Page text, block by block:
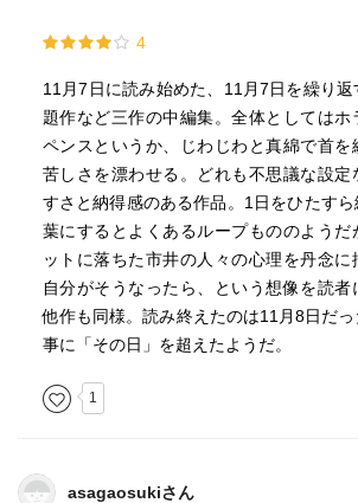
4
11月7日に読み始めた、11月7日を繰り
題作など三作の中編集。全体としてはホ
ペンスというか、じわじわと真綿で首を
苦しさを漂わせる。どれも不思議な設定
すさと納得感のある作品。1日をひたす
葉にするとよくあるループもののようだ
ットに落ちた市井の人々の心理を丹念に
自分がそうなったら、という想像を読者
他作も同様。読み終えたのは11月8日だ
事に「その日」を超えたようだ。
1
asagaosukiさん